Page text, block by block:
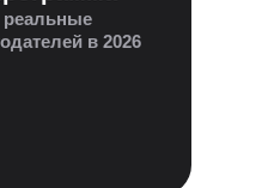
реальные
в 2026